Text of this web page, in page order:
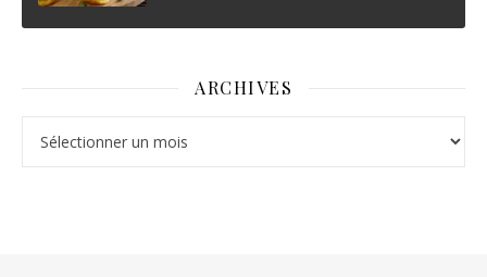
ARCHIVES